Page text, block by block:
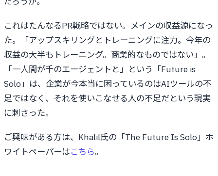
これはたんなるPR戦略ではない。メインの収益源になっ
た。「アップスキリングとトレーニングに注力。今年の
収益の大半もトレーニング。商業的なものではない」。
「一人間が千のエージェントと」という「Future is
Solo」は、企業が今本当に困っているのはAIツールの不
足ではなく、それを使いこなせる人の不足だという現実
に刺さった。
ご興味がある方は、Khalil氏の「The Future Is Solo」ホ
ワイトペーパーはこちら。